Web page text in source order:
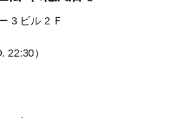
3 ビル 2 Ｆ
22:30）